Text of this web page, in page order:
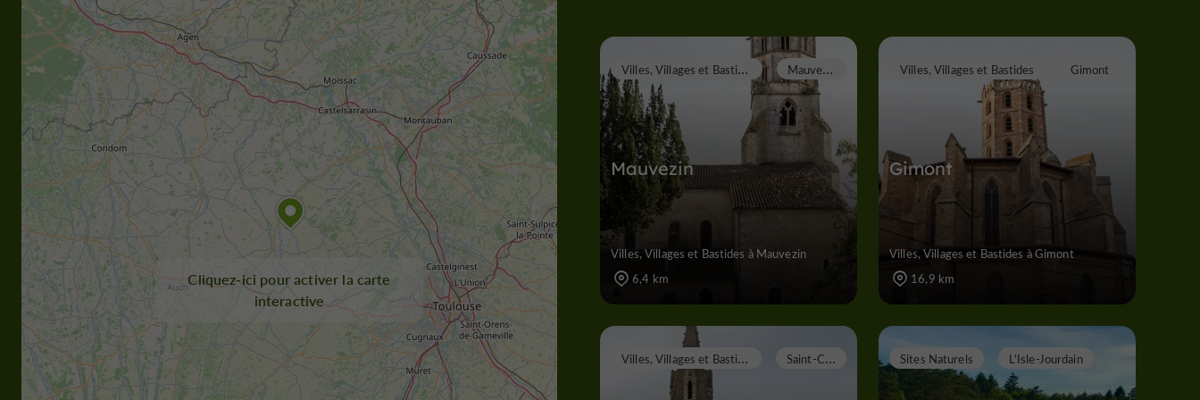
Cliquez-ici pour activer la carte
interactive
Mauvezin
V
illes, Villages et Bastides M
auvezin
Villes, Villages et Bastides à Mauvezin
6,4 km
Gimont
Villes, Villages et Bastides Gimont
Villes, Villages et Bastides à Gimont
16,9 km
V
illes, Villages et Bastides S
aint-Clar Sites Naturels L'Isle-Jourdain